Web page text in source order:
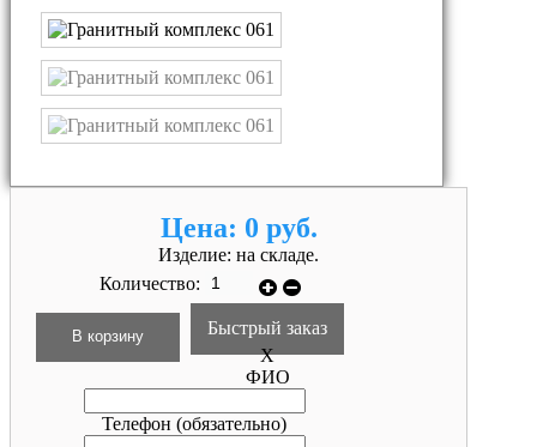
Цена: 0 руб.
Изделие: на складе.
Количество:
Быстрый заказ
X
ФИО
Телефон (обязательно)